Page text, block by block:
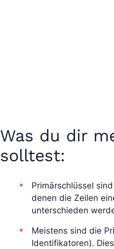
Was du dir
solltest:
Primärschlüssel
denen die Zeilen
unterschieden
Meistens sind die
Identifikatoren).